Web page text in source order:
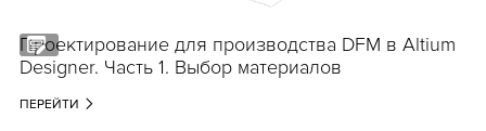
Проектирование для производства DFM в Altium
Designer. Часть 1. Выбор материалов
ПЕРЕЙТИ